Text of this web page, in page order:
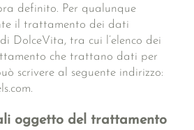
definito. Per qualunque
il trattamento dei dati
DolceVita, tra cui l’elenco dei
che trattano dati per
scrivere al seguente indirizzo:
oggetto del trattamento